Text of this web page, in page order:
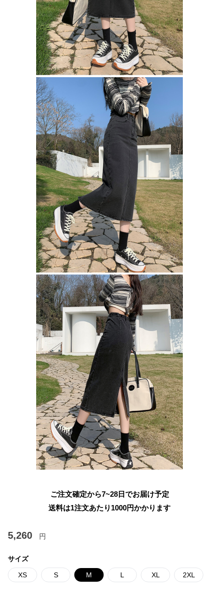
ご注文確定から7~28日でお届け予定
送料は1注文あたり 1000円かかります
5,260 円
サイズ
XS S M L XL 2XL